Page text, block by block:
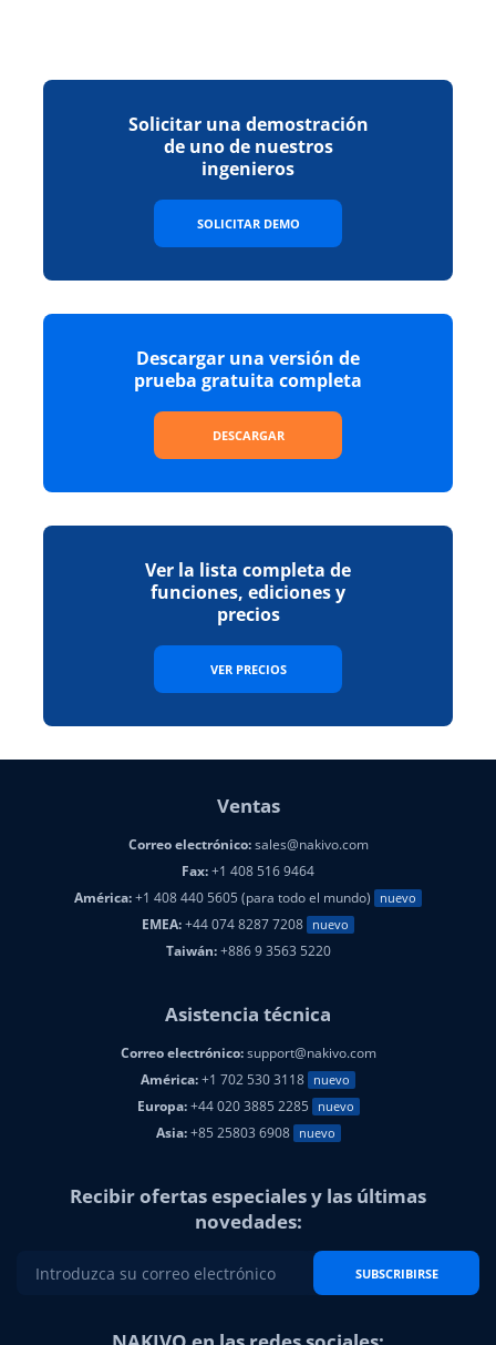
Solicitar una demostración
de uno de nuestros
ingenieros
SOLICITAR DEMO
Descargar una versión de
prueba gratuita completa
DESCARGAR
Ver la lista completa de
funciones, ediciones y
precios
VER PRECIOS
Ventas
Correo electrónico:sales@nakivo.com
Fax:+1 408 516 9464
América:+1 408 440 5605 (para todo el mundo) nuevo
EMEA:+44 074 8287 7208 nuevo
Taiwán:+886 9 3563 5220
Asistencia técnica
Correo electrónico:support@nakivo.com
América:+1 702 530 3118 nuevo
Europa:+44 020 3885 2285 nuevo
Asia:+85 25803 6908 nuevo
Recibir ofertas especiales y las últimas
novedades:
SUBSCRIBIRSE